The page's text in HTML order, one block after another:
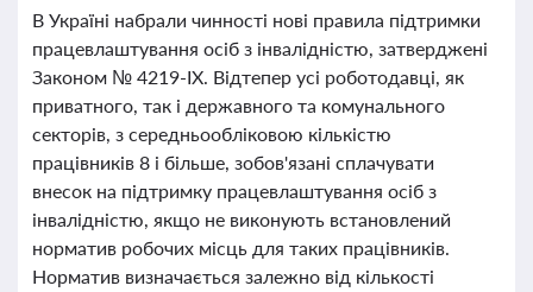
В Україні набрали чинності нові правила підтримки
працевлаштування осіб з інвалідністю, затверджені
Законом № 4219-ІХ. Відтепер усі роботодавці, як
приватного, так і державного та комунального
секторів, з середньообліковою кількістю
працівників 8 і більше, зобов'язані сплачувати
внесок на підтримку працевлаштування осіб з
інвалідністю, якщо не виконують встановлений
норматив робочих місць для таких працівників.
Норматив визначається залежно від кількості